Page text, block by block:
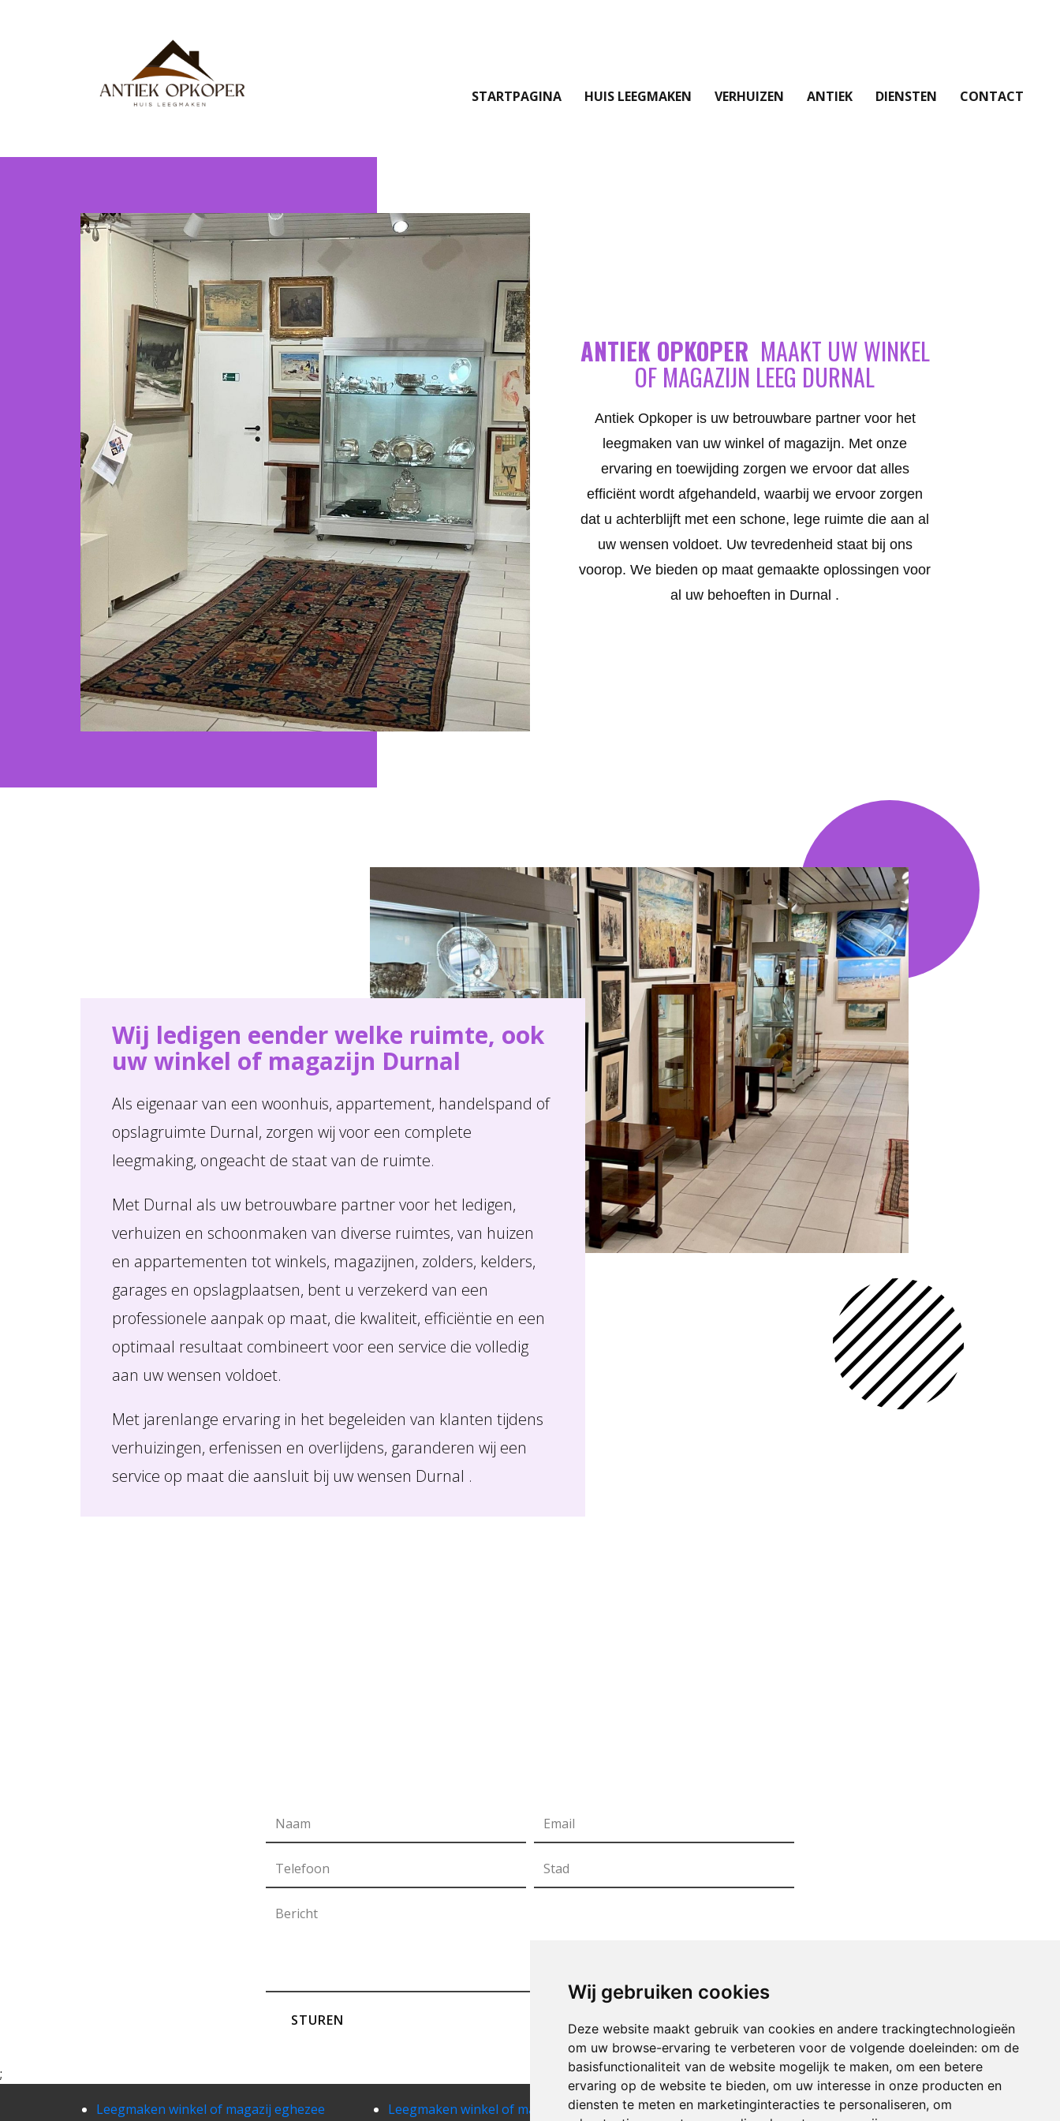
Wij gebruiken cookies
Deze website maakt gebruik van cookies en andere trackingtechnologieën
om uw browse-ervaring te verbeteren voor de volgende doeleinden: om de
basisfunctionaliteit van de website mogelijk te maken, om een betere
ervaring op de website te bieden, om uw interesse in onze producten en
diensten te meten en marketinginteracties te personaliseren, om
STARTPAGINA HUIS LEEGMAKEN VERHUIZEN ANTIEK DIENSTEN CONTACT
ANTIEK OPKOPER MAAKT UW WINKEL
OF MAGAZIJN LEEG DURNAL
Antiek Opkoper is uw betrouwbare partner voor het
leegmaken van uw winkel of magazijn. Met onze
ervaring en toewijding zorgen we ervoor dat alles
efficiënt wordt afgehandeld, waarbij we ervoor zorgen
dat u achterblijft met een schone, lege ruimte die aan al
uw wensen voldoet. Uw tevredenheid staat bij ons
voorop. We bieden op maat gemaakte oplossingen voor
al uw behoeften in Durnal .
Wij ledigen eender welke ruimte, ook
uw winkel of magazijn Durnal
Als eigenaar van een woonhuis, appartement, handelspand of
opslagruimte Durnal, zorgen wij voor een complete
leegmaking, ongeacht de staat van de ruimte.
Met Durnal als uw betrouwbare partner voor het ledigen,
verhuizen en schoonmaken van diverse ruimtes, van huizen
en appartementen tot winkels, magazijnen, zolders, kelders,
garages en opslagplaatsen, bent u verzekerd van een
professionele aanpak op maat, die kwaliteit, efficiëntie en een
optimaal resultaat combineert voor een service die volledig
aan uw wensen voldoet.
Met jarenlange ervaring in het begeleiden van klanten tijdens
verhuizingen, erfenissen en overlijdens, garanderen wij een
service op maat die aansluit bij uw wensen Durnal .
STUREN
;
Leegmaken winkel of magazij eghezee Leegmaken winkel of magazij emines
Leegmaken winkel of magazij emptinne